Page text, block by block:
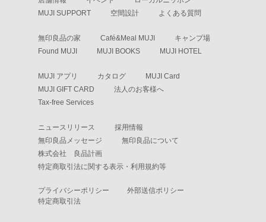
MUJI SUPPORT
空間設計 よくある質問
無印良品の家 Café&Meal MUJI
キャンプ場
Found MUJI
MUJI BOOKS MUJI HOTEL
MUJI アプリ カタログ
MUJI Card
MUJI GIFT CARD
法人のお客様へ
Tax-free Services
ニュースリリース
採用情報
無印良品メッセージ
無印良品について
株式会社 良品計画
特定商取引法に関する表示・利用規約等
プライバシーポリシー
外部送信ポリシー
特定商取引法